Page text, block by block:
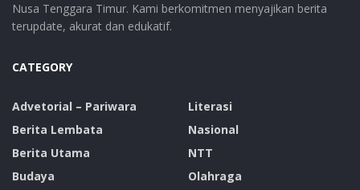
Nusa Tenggara Timur. Kami berkomitmen menyajikan berita
terupdate, akurat dan edukatif.
CATEGORY
Advetorial – Pariwara
Berita Lembata
Berita Utama
Budaya
Literasi
Nasional
NTT
Olahraga